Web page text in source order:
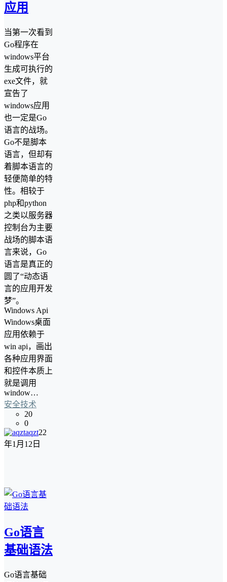
应用
当第一次看到
Go程序在
windows平台
生成可执行的
exe文件，就
宣告了
windows应用
也一定是Go
语言的战场。
Go不是脚本
语言，但却有
着脚本语言的
轻便简单的特
性。相较于
php和python
之类以服务器
控制台为主要
战场的脚本语
言来说，Go
语言是真正的
圆了“动态语
言的应用开发
梦”。
Windows Api
Windows桌面
应用依赖于
win api，画出
各种应用界面
和控件本质上
就是调用
window…
安全技术
20
0
aqzt22
年1月12日
Go语言
基础语法
Go语言基础